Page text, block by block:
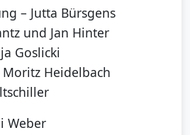
– Jutta Bürsgens
und Jan Hinter
Goslicki
Moritz Heidelbach
Weber